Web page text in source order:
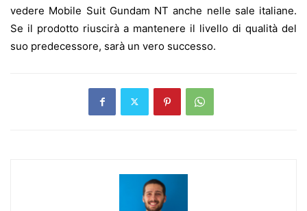
vedere Mobile Suit Gundam NT anche nelle sale italiane.
Se il prodotto riuscirà a mantenere il livello di qualità del
suo predecessore, sarà un vero successo.